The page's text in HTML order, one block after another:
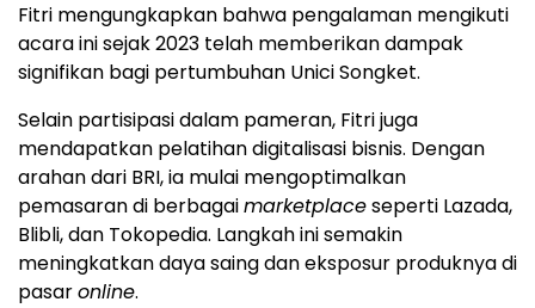
Fitri mengungkapkan bahwa pengalaman mengikuti
acara ini sejak 2023 telah memberikan dampak
signifikan bagi pertumbuhan Unici Songket.
Selain partisipasi dalam pameran, Fitri juga
mendapatkan pelatihan digitalisasi bisnis. Dengan
arahan dari BRI, ia mulai mengoptimalkan
pemasaran di berbagaimarketplaceseperti Lazada,
Blibli, dan Tokopedia. Langkah ini semakin
meningkatkan daya saing dan eksposur produknya di
pasaronline.